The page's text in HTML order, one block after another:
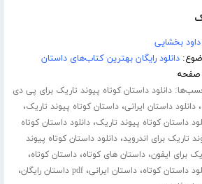
داود بخشایی
دانلود رایگان بهترین کتاب‌های داستان
دانلود داستان کوتاه پیوند تاریک برای پی دی
،دانلود داستان ایرانی،داستان کوتاه پیوند تاریک،
داستان کوتاه پیوند تاریک،دانلود داستان کوتاه
تاریک برای اندروید،دانلود داستان کوتاه پیوند
برای ایفون،داستان های کوتاه،داستان کوتاه،
داستان کوتاه،داستان ایرانی،pdf داستان رایگان ،